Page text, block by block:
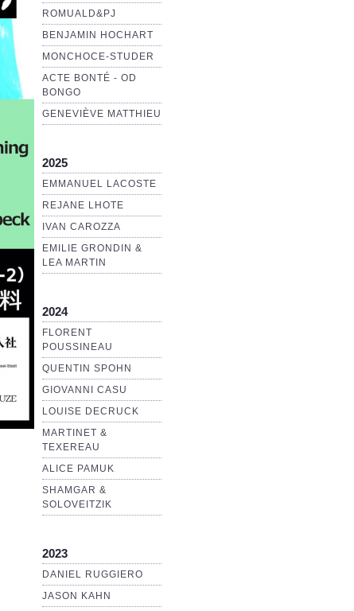
ROMUALD&PJ
BENJAMIN HOCHART
MONCHOCE-STUDER
ACTE BONTÉ - OD
BONGO
GENEVIÈVE MATTHIEU
2025
EMMANUEL LACOSTE
REJANE LHOTE
IVAN CAROZZA
EMILIE GRONDIN &
LEA MARTIN
2024
FLORENT
POUSSINEAU
QUENTIN SPOHN
GIOVANNI CASU
LOUISE DECRUCK
MARTINET &
TEXEREAU
ALICE PAMUK
SHAMGAR &
SOLOVEITZIK
2023
DANIEL RUGGIERO
JASON KAHN